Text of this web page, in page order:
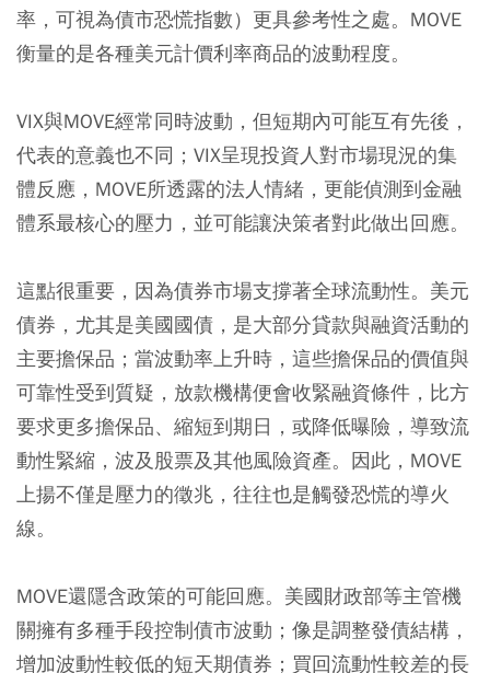
率，可視為債市恐慌指數）更具參考性之處。MOVE
衡量的是各種美元計價利率商品的波動程度。
VIX與MOVE經常同時波動，但短期內可能互有先後，
代表的意義也不同；VIX呈現投資人對市場現況的集
體反應，MOVE所透露的法人情緒，更能偵測到金融
體系最核心的壓力，並可能讓決策者對此做出回應。
這點很重要，因為債券市場支撐著全球流動性。美元
債券，尤其是美國國債，是大部分貸款與融資活動的
主要擔保品；當波動率上升時，這些擔保品的價值與
可靠性受到質疑，放款機構便會收緊融資條件，比方
要求更多擔保品、縮短到期日，或降低曝險，導致流
動性緊縮，波及股票及其他風險資產。因此，MOVE
上揚不僅是壓力的徵兆，往往也是觸發恐慌的導火
線。
MOVE還隱含政策的可能回應。美國財政部等主管機
關擁有多種手段控制債市波動；像是調整發債結構，
增加波動性較低的短天期債券；買回流動性較差的長